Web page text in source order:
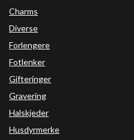
Charms
Diverse
Forlengere
Fotlenker
Gifteringer
Gravering
Halskjeder
Husdyrmerke